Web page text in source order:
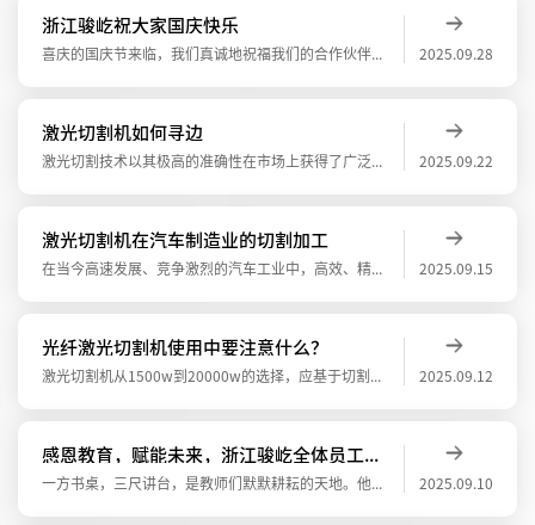
浙江骏屹祝大家国庆快乐
喜庆的国庆节来临，我们真诚地祝福我们的合作伙伴事业蒸蒸日上，生活幸福安康。愿您的公司和祖国一样更加的繁荣昌盛，国泰民安。浙江骏屹全体员工祝大家国庆快乐！ 2025.09.28
激光切割机如何寻边
激光切割技术以其极高的准确性在市场上获得了广泛的认可。这种技术能够确保切割边缘的平整和光滑，减少了后续加工的需求。那么激光切割机如何寻边？激光切割机一般有电容寻边、光电寻边以及手动寻边三种方式。单击“数控”分页下的“寻边”按钮下拉三 2025.09.22
激光切割机在汽车制造业的切割加工
在当今高速发展、竞争激烈的汽车工业中，高效、精准、灵活的制造技术是保持竞争力的关键。激光切割机被广泛应用于汽车零部件、汽车车身、车厢、底盘、车头等各个方面，基本上覆盖了汽车制造行业的所有应用领域。特别是在汽车制作和维修时，面对许多形 2025.09.15
光纤激光切割机使用中要注意什么？
激光切割机从1500w到20000w的选择，应基于切割需求和材料厚度：在选择激光切割机的功率时，首先要明确的是切割材料的种类、厚度以及切割的精度要求。不同功率的激光切割机适用于不同厚度和材质的材料切割。光纤激光切割机使用中要注意什么 2025.09.12
感恩教育，赋能未来，浙江骏屹全体员工向教育工作者致敬
一方书桌，三尺讲台，是教师们默默耕耘的天地。他们育桃李，孜孜不倦，用知识的钥匙开启了无数学生的智慧之门。教师们在讲台上默默耕耘，传递知识。尊师重教，这是我们民族的传统美德，也是社会文明进步的重要标志。浙江骏屹秉承着“礼赞教师·致谢师 2025.09.10